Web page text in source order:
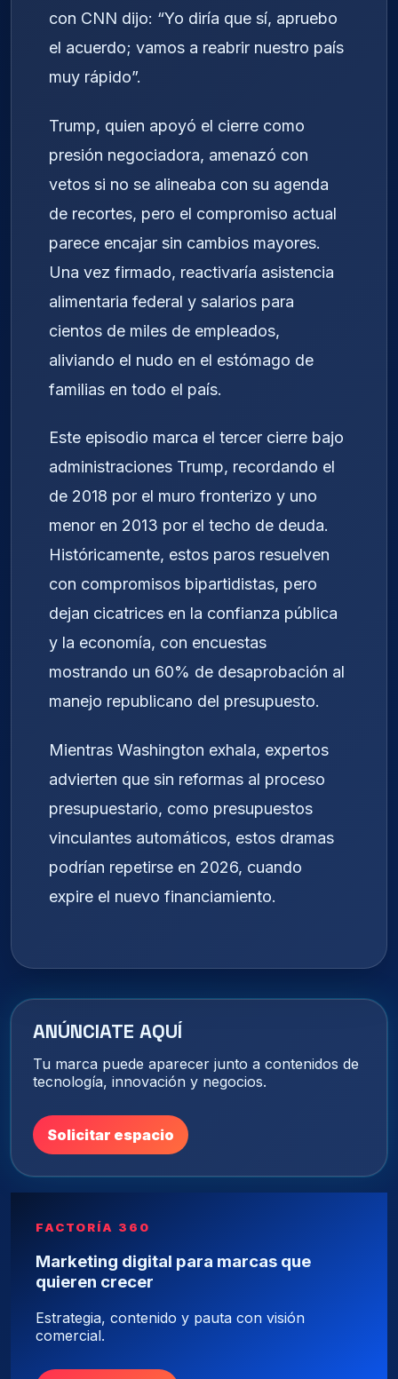
con CNN dijo: “Yo diría que sí, apruebo
el acuerdo; vamos a reabrir nuestro país
muy rápido”.
Trump, quien apoyó el cierre como
presión negociadora, amenazó con
vetos si no se alineaba con su agenda
de recortes, pero el compromiso actual
parece encajar sin cambios mayores.
Una vez firmado, reactivaría asistencia
alimentaria federal y salarios para
cientos de miles de empleados,
aliviando el nudo en el estómago de
familias en todo el país.
Este episodio marca el tercer cierre bajo
administraciones Trump, recordando el
de 2018 por el muro fronterizo y uno
menor en 2013 por el techo de deuda.
Históricamente, estos paros resuelven
con compromisos bipartidistas, pero
dejan cicatrices en la confianza pública
y la economía, con encuestas
mostrando un 60% de desaprobación al
manejo republicano del presupuesto.
Mientras Washington exhala, expertos
advierten que sin reformas al proceso
presupuestario, como presupuestos
vinculantes automáticos, estos dramas
podrían repetirse en 2026, cuando
expire el nuevo financiamiento.
ANÚNCIATE AQUÍ
Tu marca puede aparecer junto a contenidos de
tecnología, innovación y negocios.
Solicitar espacio
FACTORÍA 360
Marketing digital para marcas que
quieren crecer
Estrategia, contenido y pauta con visión
comercial.